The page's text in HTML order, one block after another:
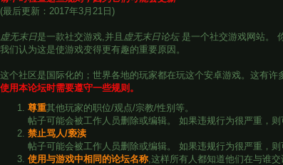
(最后更新：2017年3月21日)
虚无末日是一款社交游戏,并且 虚无末日论坛是一个社交游戏网站。
我们认为这是使游戏变得更有趣的重要原因。
这个社区是国际化的；世界各地的玩家都在玩这个安卓游戏。这有许
使用本论坛时需要遵守一些规则。
尊重其他玩家的职位/观点/宗教/性别等。
帖子可能会被工作人员删除或编辑。 如果违规行为很严重，
禁止骂人/亵渎
帖子可能会被工作人员删除或编辑。 如果违规行为很严重，
使用与游戏中相同的论坛名称 ,这样所有人都知道他们在与谁交